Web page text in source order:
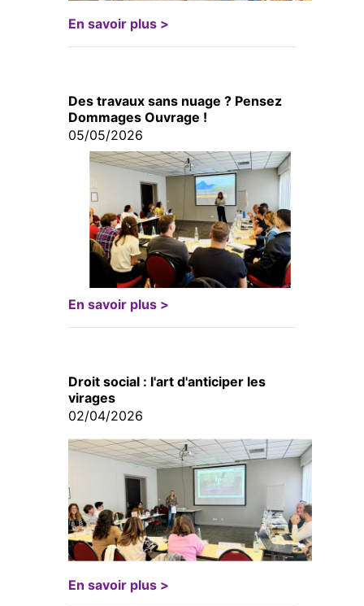
En savoir plus >
Des travaux sans nuage ? Pensez
Dommages Ouvrage !
05/05/2026
En savoir plus >
Droit social : l'art d'anticiper les
virages
02/04/2026
En savoir plus >